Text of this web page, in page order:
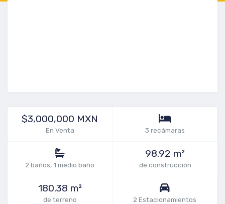
$3,000,000 MXN
En Venta 3 recámaras
2 baños, 1 medio baño
98.92 m²
de construcción
180.38 m²
de terreno 2 Estacionamientos